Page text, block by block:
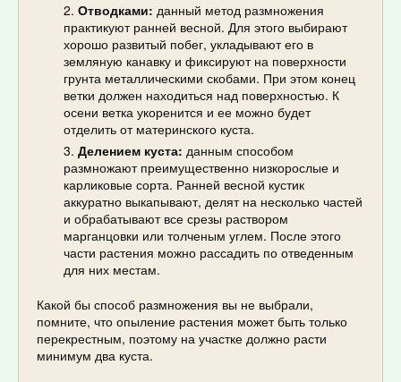
Отводками: данный метод размножения
практикуют ранней весной. Для этого выбирают
хорошо развитый побег, укладывают его в
земляную канавку и фиксируют на поверхности
грунта металлическими скобами. При этом конец
ветки должен находиться над поверхностью. К
осени ветка укоренится и ее можно будет
отделить от материнского куста.
Делением куста: данным способом
размножают преимущественно низкорослые и
карликовые сорта. Ранней весной кустик
аккуратно выкапывают, делят на несколько частей
и обрабатывают все срезы раствором
марганцовки или толченым углем. После этого
части растения можно рассадить по отведенным
для них местам.
Какой бы способ размножения вы не выбрали,
помните, что опыление растения может быть только
перекрестным, поэтому на участке должно расти
минимум два куста.